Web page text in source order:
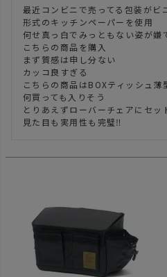
最近コンビニで売ってる包装がビ
形式のキッチンペーパーを使用
何せ真っ白でみっともない姿が嫌
こちらの商品を購入
まず質感は申し分ない
カッコ良すぎる
こちらの商品はBOXティッシュ
何買っても入りそう
とりあえずローバーチェアにセッ